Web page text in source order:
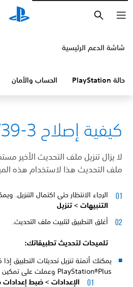
شاشة الدعم الرئيسية
حالة PlayStation الحساب والأمان
كيفية إصلاح NP-31739-3
لا يزال تنزيل ملف التحديث الأخير
ملف التحديث هذا لاستخدام هذه
الرجاء الانتظار حتى اكتمال التنزيل.
التنبيهات > تنزيل
أغلق التطبيق لتثبيت ملف التحديث.
تلميحات لتحديث تطبيقاتك:
يمكنك أتمتة تنزيل تحديثات التطبيق
PlayStation®Plus وعملت على تمكين الإعدادين التاليين.
الإعدادات > ضبط إعدادات